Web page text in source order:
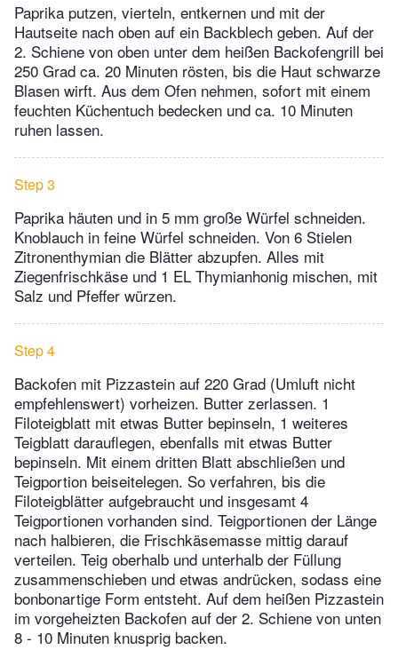
Paprika putzen, vierteln, entkernen und mit der
Hautseite nach oben auf ein Backblech geben. Auf der
2. Schiene von oben unter dem heißen Backofengrill bei
250 Grad ca. 20 Minuten rösten, bis die Haut schwarze
Blasen wirft. Aus dem Ofen nehmen, sofort mit einem
feuchten Küchentuch bedecken und ca. 10 Minuten
ruhen lassen.
Step 3
Paprika häuten und in 5 mm große Würfel schneiden.
Knoblauch in feine Würfel schneiden. Von 6 Stielen
Zitronenthymian die Blätter abzupfen. Alles mit
Ziegenfrischkäse und 1 EL Thymianhonig mischen, mit
Salz und Pfeffer würzen.
Step 4
Backofen mit Pizzastein auf 220 Grad (Umluft nicht
empfehlenswert) vorheizen. Butter zerlassen. 1
Filoteigblatt mit etwas Butter bepinseln, 1 weiteres
Teigblatt darauflegen, ebenfalls mit etwas Butter
bepinseln. Mit einem dritten Blatt abschließen und
Teigportion beiseitelegen. So verfahren, bis die
Filoteigblätter aufgebraucht und insgesamt 4
Teigportionen vorhanden sind. Teigportionen der Länge
nach halbieren, die Frischkäsemasse mittig darauf
verteilen. Teig oberhalb und unterhalb der Füllung
zusammenschieben und etwas andrücken, sodass eine
bonbonartige Form entsteht. Auf dem heißen Pizzastein
im vorgeheizten Backofen auf der 2. Schiene von unten
8 - 10 Minuten knusprig backen.